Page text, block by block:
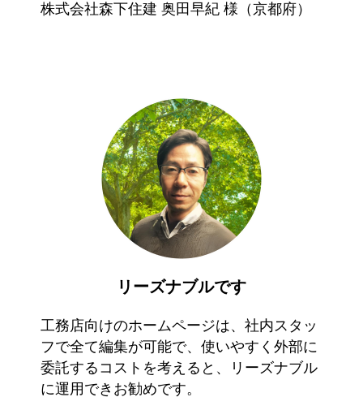
株式会社森下住建 奥田早紀 様（京都府）
リーズナブルです
工務店向けのホームページは、社内スタッ
フで全て編集が可能で、使いやすく外部に
委託するコストを考えると、リーズナブル
に運用できお勧めです。